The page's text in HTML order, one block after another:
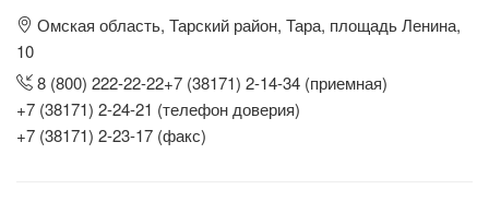
Омская область, Тарский район, Тара, площадь Ленина,
10
8 (800) 222-22-22+7 (38171) 2-14-34 (приемная)
+7 (38171) 2-24-21 (телефон доверия)
+7 (38171) 2-23-17 (факс)